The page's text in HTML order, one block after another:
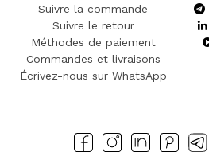
Suivre la commande
Suivre le retour
Méthodes de paiement
Commandes et livraisons
Écrivez-nous sur WhatsApp